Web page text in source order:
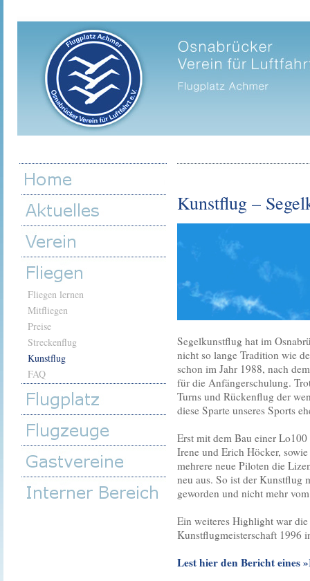
Fliegen lernen
Mitfliegen
Preise
Streckenflug
Kunstflug
FAQ
Kunstflug –
Segelkunstflug hat im
nicht so lange Tradition wie
schon im Jahr 1988, nach
für die Anfängerschulung.
Turns und Rückenflug der
diese Sparte unseres Sports
Erst mit dem Bau einer
Irene und Erich Höcker,
mehrere neue Piloten die
neu aus. So ist der Kunstflug
geworden und nicht mehr
Ein weiteres Highlight war
Kunstflugmeisterschaft 1996
Lest hier den Bericht eines